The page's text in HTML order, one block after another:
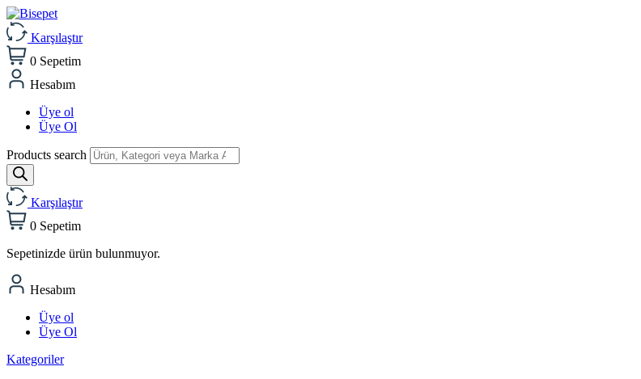
Karşılaştır
0 Sepetim
Hesabım
Üye ol
Üye Ol
Products search
Karşılaştır
0 Sepetim
Sepetinizde ürün bulunmuyor.
Hesabım
Üye ol
Üye Ol
Kategoriler